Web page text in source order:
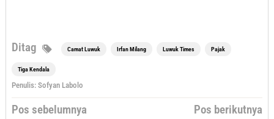
Ditag Camat Luwuk Irfan Milang Luwuk Times Pajak
Tiga Kendala
Penulis: Sofyan Labolo
Navigasi
Pos sebelumnya
Pos berikutnya